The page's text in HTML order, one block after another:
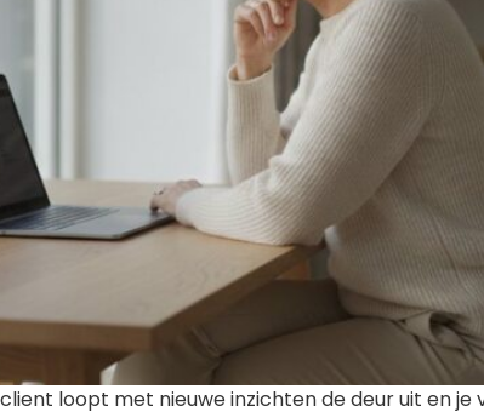
loopt met nieuwe inzichten de deur uit en